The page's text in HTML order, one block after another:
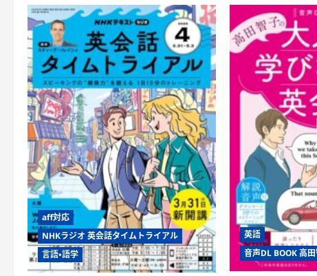
つ
い
て
さ
ら
に
読
む
フ
ェ
イ
ス
の
バ
ッ
ク
パ
ッ
ク
軽
量
で
丈
夫
な
素
材
や
多
機
能
な
収
納
aff対応
NHKラジオ 英会話タイムトライアル
言語・語学
英語
音声DL BOOK 高